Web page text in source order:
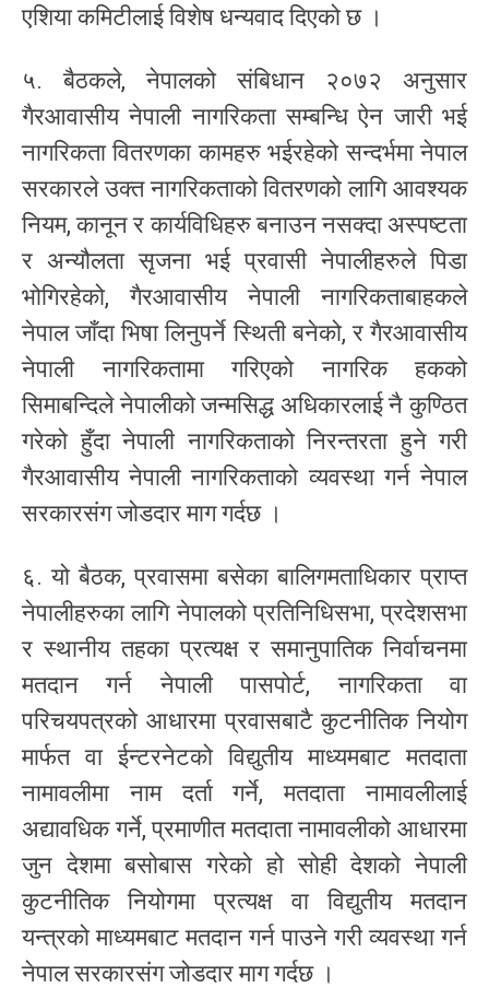
एशिया कमिटीलाई विशेष धन्यवाद दिएको छ ।
५. बैठकले, नेपालको संबिधान २०७२ अनुसार
गैरआवासीय नेपाली नागरिकता सम्बन्धि ऐन जारी भई
नागरिकता वितरणका कामहरु भईरहेको सन्दर्भमा नेपाल
सरकारले उक्त नागरिकताको वितरणको लागि आवश्यक
नियम, कानून र कार्यविधिहरु बनाउन नसक्दा अस्पष्टता
र अन्यौलता सृजना भई प्रवासी नेपालीहरुले पिडा
भोगिरहेको, गैरआवासीय नेपाली नागरिकताबाहकले
नेपाल जाँदा भिषा लिनुपर्ने स्थिती बनेको, र गैरआवासीय
नेपाली नागरिकतामा गरिएको नागरिक हकको
सिमाबन्दिले नेपालीको जन्मसिद्ध अधिकारलाई नै कुण्ठित
गरेको हुँदा नेपाली नागरिकताको निरन्तरता हुने गरी
गैरआवासीय नेपाली नागरिकताको व्यवस्था गर्न नेपाल
सरकारसंग जोडदार माग गर्दछ ।
६. यो बैठक, प्रवासमा बसेका बालिगमताधिकार प्राप्त
नेपालीहरुका लागि नेपालको प्रतिनिधिसभा, प्रदेशसभा
र स्थानीय तहका प्रत्यक्ष र समानुपातिक निर्वाचनमा
मतदान गर्न नेपाली पासपोर्ट, नागरिकता वा
परिचयपत्रको आधारमा प्रवासबाटै कुटनीतिक नियोग
मार्फत वा ईन्टरनेटको विद्युतीय माध्यमबाट मतदाता
नामावलीमा नाम दर्ता गर्ने, मतदाता नामावलीलाई
अद्यावधिक गर्ने, प्रमाणीत मतदाता नामावलीको आधारमा
जुन देशमा बसोबास गरेको हो सोही देशको नेपाली
कुटनीतिक नियोगमा प्रत्यक्ष वा विद्युतीय मतदान
यन्त्रको माध्यमबाट मतदान गर्न पाउने गरी व्यवस्था गर्न
नेपाल सरकारसंग जोडदार माग गर्दछ ।